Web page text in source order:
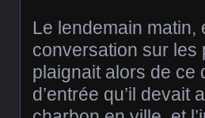
Le lendemain matin,
conversation sur les
plaignait alors de ce
d’entrée qu’il devait